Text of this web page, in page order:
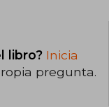
libro? Inicia
pregunta.